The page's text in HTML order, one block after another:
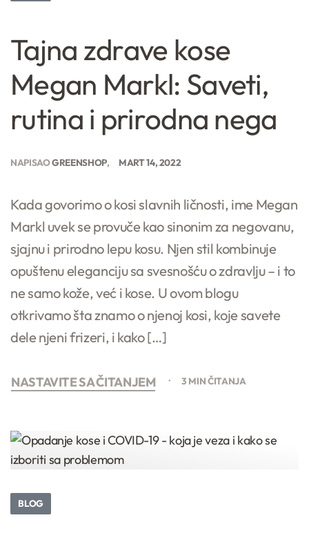
Tajna zdrave kose
Megan Markl: Saveti,
rutina i prirodna nega
NAPISAOGREENSHOP MART 14, 2022
Kada govorimo o kosi slavnih ličnosti, ime Megan
Markl uvek se provuče kao sinonim za negovanu,
sjajnu i prirodno lepu kosu. Njen stil kombinuje
opuštenu eleganciju sa svesnošću o zdravlju – i to
ne samo kože, već i kose. U ovom blogu
otkrivamo šta znamo o njenoj kosi, koje savete
dele njeni frizeri, i kako […]
NASTAVITE SA ČITANJEM 3 MIN ČITANJA
BLOG